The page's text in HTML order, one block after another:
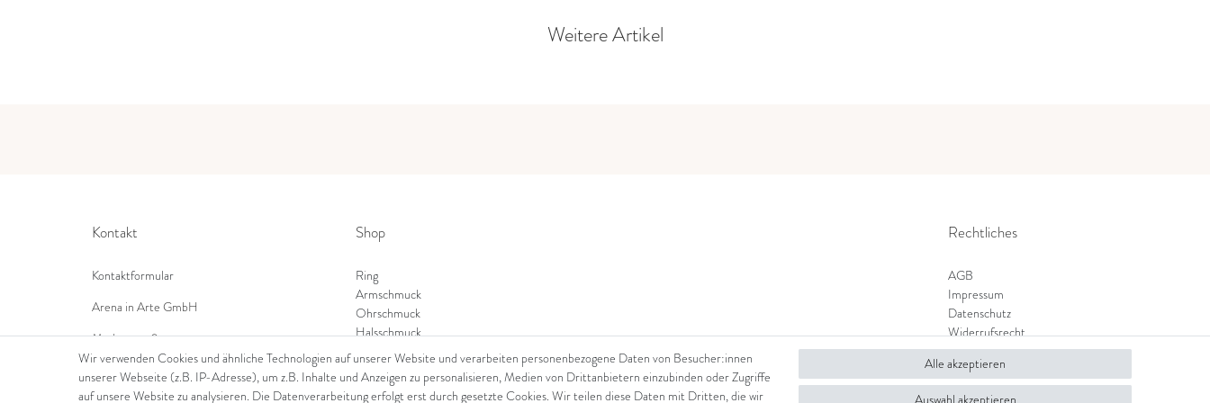
Weitere Artikel
Kontakt
Kontaktformular
Arena in Arte GmbH
Marktgasse 2,
8600 Dübendorf
Tel: +41 44 821 60 40
Shop
Ring
Armschmuck
Ohrschmuck
Halsschmuck
Rechtliches
AGB
Impressum
Datenschutz
Widerrufsrecht
Zahlung und Versand
Widerrufsformular
Wir verwenden Cookies und ähnliche Technologien auf unserer Website und verarbeiten personenbezogene Daten von Besucher:innen
unserer Webseite (z.B. IP-Adresse), um z.B. Inhalte und Anzeigen zu personalisieren, Medien von Drittanbietern einzubinden oder Zugriffe
auf unsere Website zu analysieren. Die Datenverarbeitung erfolgt erst durch gesetzte Cookies. Wir teilen diese Daten mit Dritten, die wir
Alle akzeptieren